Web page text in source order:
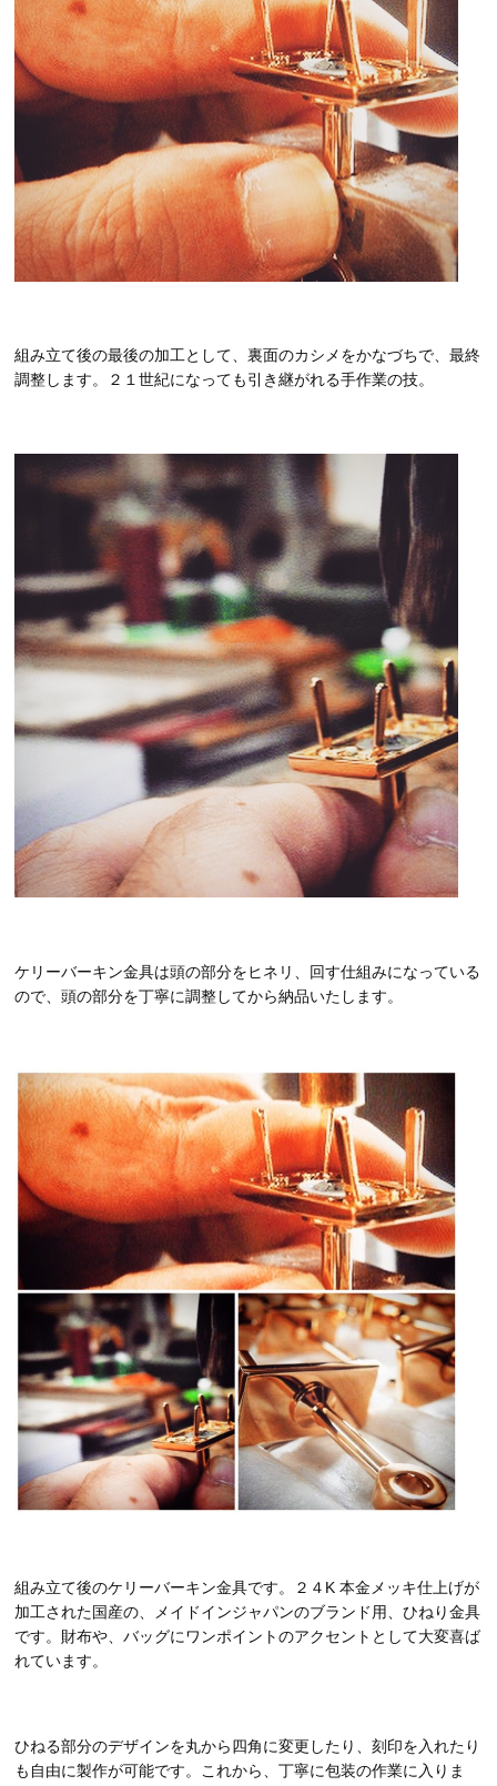
組み立て後の最後の加工として、裏面のカシメをかなづちで、最終
調整します。２１世紀になっても引き継がれる手作業の技。
ケリーバーキン金具は頭の部分をヒネリ、回す仕組みになっている
ので、頭の部分を丁寧に調整してから納品いたします。
組み立て後のケリーバーキン金具です。２４K 本金メッキ仕上げが
加工された国産の、メイドインジャパンのブランド用、ひねり金具
です。財布や、バッグにワンポイントのアクセントとして大変喜ば
れています。
ひねる部分のデザインを丸から四角に変更したり、刻印を入れたり
も自由に製作が可能です。これから、丁寧に包装の作業に入りま